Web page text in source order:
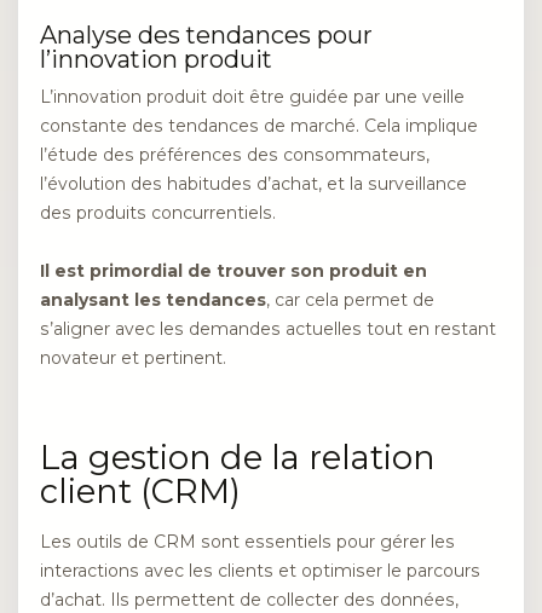
Analyse des tendances pour
l’innovation produit
L’innovation produit doit être guidée par une veille
constante des tendances de marché. Cela implique
l’étude des préférences des consommateurs,
l’évolution des habitudes d’achat, et la surveillance
des produits concurrentiels.
Il est primordial de trouver son produit en
analysant les tendances, car cela permet de
s’aligner avec les demandes actuelles tout en restant
novateur et pertinent.
La gestion de la relation
client (CRM)
Les outils de CRM sont essentiels pour gérer les
interactions avec les clients et optimiser le parcours
d’achat. Ils permettent de collecter des données,